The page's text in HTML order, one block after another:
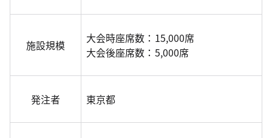
施設規模
大会時座席数：15,000席
大会後座席数：5,000席
発注者 東京都